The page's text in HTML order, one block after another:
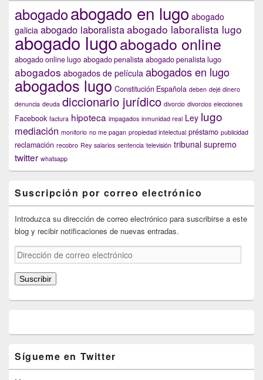
abogadoabogado en lugo abogado
galicia abogado laboralistaabogado laboralista lugo
abogado lugoabogado online
abogado online lugo abogado penalista abogado penalista lugo
abogados abogados de película abogados en lugo
abogados lugo Constitución Española deben dejé dinero
denuncia deuda diccionario jurídico divorcio divorcios elecciones
Facebook factura hipoteca impagados inmunidad real Ley lugo
mediación monitorio no me pagan propiedad intelectual préstamo publicidad
reclamación recobro Rey salarios sentencia televisión tribunal supremo
twitter whatsapp
Suscripción por correo electrónico
Introduzca su dirección de correo electrónico para suscribirse a este
blog y recibir notificaciones de nuevas entradas.
Dirección
de
correo
electrónico
Suscribir
Sígueme en Twitter